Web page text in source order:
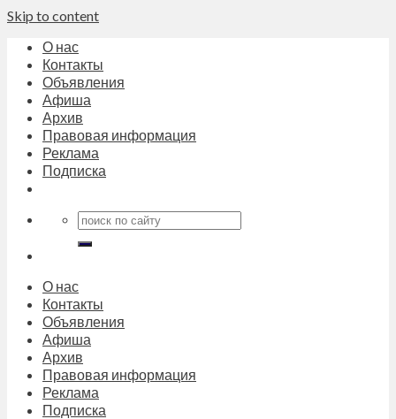
Skip to content
О нас
Контакты
Объявления
Афиша
Архив
Правовая информация
Реклама
Подписка
О нас
Контакты
Объявления
Афиша
Архив
Правовая информация
Реклама
Подписка